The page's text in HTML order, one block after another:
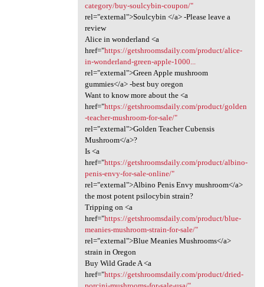
category/buy-soulcybin-coupon/"
rel="external">Soulcybin </a> -Please leave a
review
Alice in wonderland <a
href="https://getshroomsdaily.com/product/alice-
in-wonderland-green-apple-1000...
rel="external">Green Apple mushroom
gummies</a> -best buy oregon
Want to know more about the <a
href="https://getshroomsdaily.com/product/golden
-teacher-mushroom-for-sale/"
rel="external">Golden Teacher Cubensis
Mushroom</a>?
Is <a
href="https://getshroomsdaily.com/product/albino-
penis-envy-for-sale-online/"
rel="external">Albino Penis Envy mushroom</a>
the most potent psilocybin strain?
Tripping on <a
href="https://getshroomsdaily.com/product/blue-
meanies-mushroom-strain-for-sale/"
rel="external">Blue Meanies Mushrooms</a>
strain in Oregon
Buy Wild Grade A <a
href="https://getshroomsdaily.com/product/dried-